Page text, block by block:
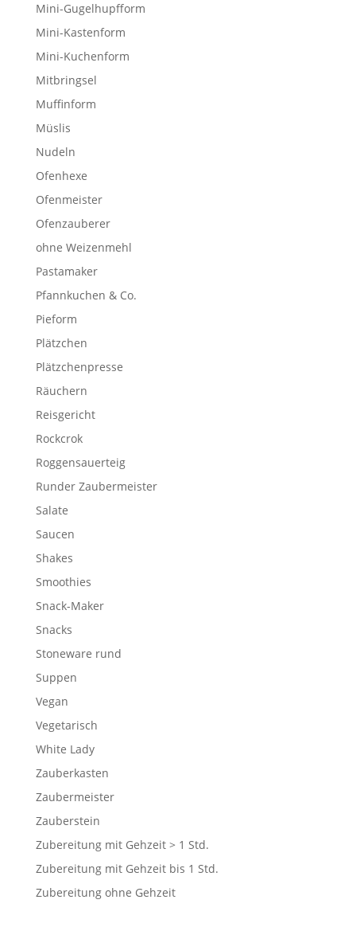
Mini-Gugelhupfform
Mini-Kastenform
Mini-Kuchenform
Mitbringsel
Muffinform
Müslis
Nudeln
Ofenhexe
Ofenmeister
Ofenzauberer
ohne Weizenmehl
Pastamaker
Pfannkuchen & Co.
Pieform
Plätzchen
Plätzchenpresse
Räuchern
Reisgericht
Rockcrok
Roggensauerteig
Runder Zaubermeister
Salate
Saucen
Shakes
Smoothies
Snack-Maker
Snacks
Stoneware rund
Suppen
Vegan
Vegetarisch
White Lady
Zauberkasten
Zaubermeister
Zauberstein
Zubereitung mit Gehzeit > 1 Std.
Zubereitung mit Gehzeit bis 1 Std.
Zubereitung ohne Gehzeit